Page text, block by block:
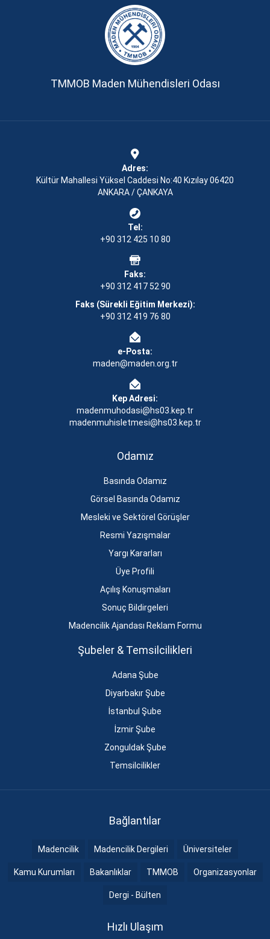
TMMOB Maden Mühendisleri Odası
Adres:
Kültür Mahallesi Yüksel Caddesi No:40 Kızılay 06420
ANKARA / ÇANKAYA
Tel:
+90 312 425 10 80
Faks:
+90 312 417 52 90
Faks (Sürekli Eğitim Merkezi):
+90 312 419 76 80
e-Posta:
maden@maden.org.tr
Kep Adresi:
madenmuhodasi@hs03.kep.tr
madenmuhisletmesi@hs03.kep.tr
Odamız
Basında Odamız
Görsel Basında Odamız
Mesleki ve Sektörel Görüşler
Resmi Yazışmalar
Yargı Kararları
Üye Profili
Açılış Konuşmaları
Sonuç Bildirgeleri
Madencilik Ajandası Reklam Formu
Şubeler & Temsilcilikleri
Adana Şube
Diyarbakır Şube
İstanbul Şube
İzmir Şube
Zonguldak Şube
Temsilcilikler
Bağlantılar
Madencilik Madencilik Dergileri Üniversiteler
Kamu Kurumları Bakanlıklar TMMOB Organizasyonlar
Dergi - Bülten
Hızlı Ulaşım